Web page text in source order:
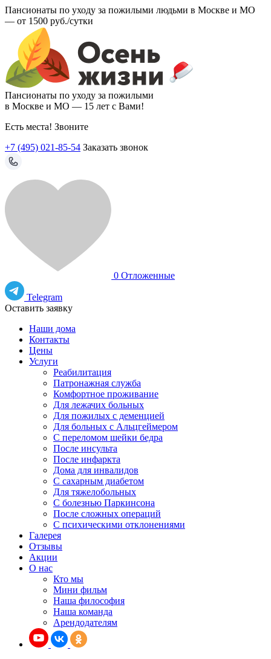
Пансионаты по уходу за пожилыми людьми в Москве и МО
— от 1500 руб./сутки
Пансионаты по уходу за пожилыми
в Москве и МО — 15 лет с Вами!
Есть места! Звоните
+7 (495) 021-85-54 Заказать звонок
0 Отложенные
Telegram
Оставить заявку
Наши дома
Контакты
Цены
Услуги
Реабилитация
Патронажная служба
Комфортное проживание
Для лежачих больных
Для пожилых с деменцией
Для больных с Альцгеймером
С переломом шейки бедра
После инсульта
После инфаркта
Дома для инвалидов
С сахарным диабетом
Для тяжелобольных
С болезнью Паркинсона
После сложных операций
С психическими отклонениями
Галерея
Отзывы
Акции
О нас
Кто мы
Мини фильм
Наша философия
Наша команда
Арендодателям